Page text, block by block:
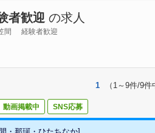
者歓迎 の求人
間 経験者歓迎
1 （1～9件/9件
動画掲載中 SNS応募